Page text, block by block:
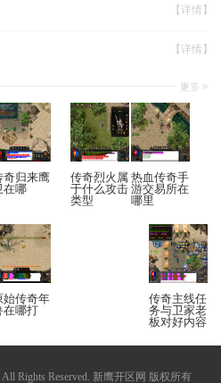
【详情】
【详情】
奇归来鹰
在哪
传奇烈火属
于什么攻击
类型
热血传奇手
游交易所在
哪里
始传奇年
在哪打
传奇主线任
务与卫家老
板对好内容
Rights Reserved. 新鹰开区网 版权所有